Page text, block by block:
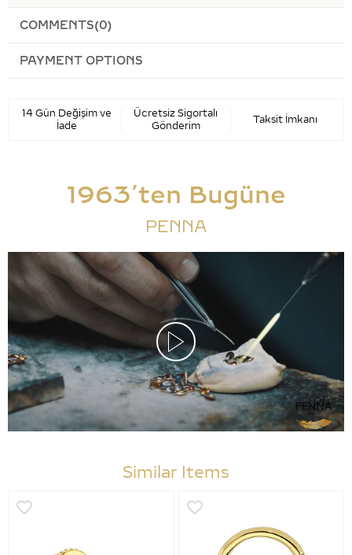
COMMENTS(0)
PAYMENT OPTIONS
14 Gün Değişim ve
İade
Ücretsiz Sigortalı
Gönderim
Taksit İmkanı
1963’ten Bugüne
PENNA
Similar Items